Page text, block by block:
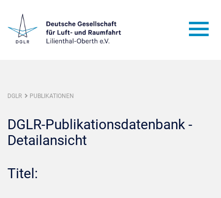
DGLR PUBLIKATIONEN
DGLR-Publikationsdatenbank -
Detailansicht
Titel: